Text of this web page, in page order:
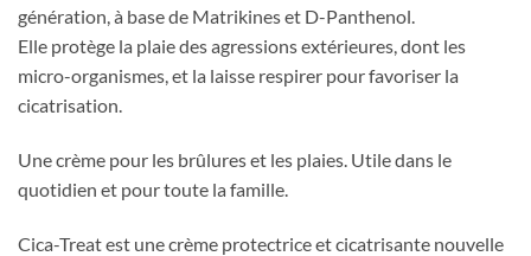
génération, à base de Matrikines et D-Panthenol.
Elle protège la plaie des agressions extérieures, dont les
micro-organismes, et la laisse respirer pour favoriser la
cicatrisation.
Une crème pour les brûlures et les plaies. Utile dans le
quotidien et pour toute la famille.
Cica-Treat est une crème protectrice et cicatrisante nouvelle